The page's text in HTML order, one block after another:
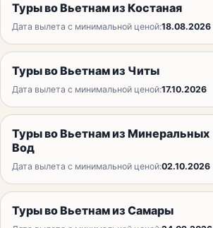
Туры во Вьетнам из Костаная
Дата вылета с минимальной ценой:18.08.2026
Туры во Вьетнам из Читы
Дата вылета с минимальной ценой:17.10.2026
Туры во Вьетнам из Минеральных
Вод
Дата вылета с минимальной ценой:02.10.2026
Туры во Вьетнам из Самары